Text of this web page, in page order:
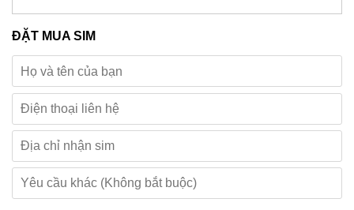
ĐẶT MUA SIM